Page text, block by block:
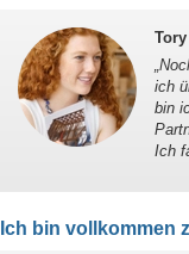
„
ich
bin
Ich
Ich bin vollkommen